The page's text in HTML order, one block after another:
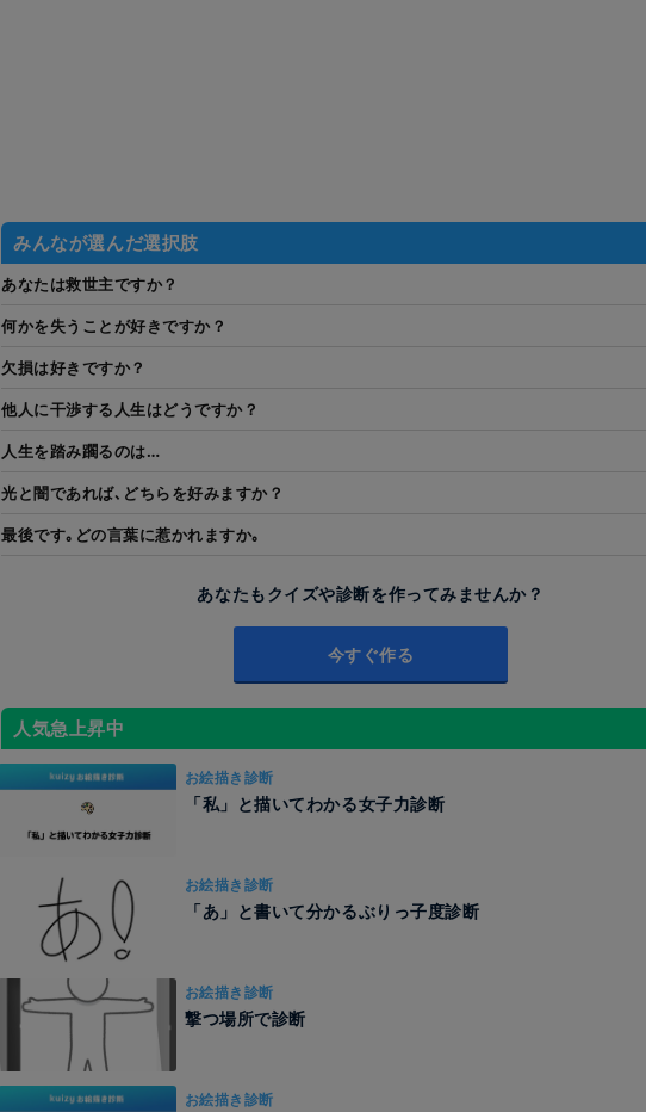
みんなが選んだ選択肢
あなたは救世主ですか？
何かを失うことが好きですか？
欠損は好きですか？
他人に干渉する人生はどうですか？
人生を踏み躙るのは…
光と闇であれば､どちらを好みますか？
最後です｡どの言葉に惹かれますか｡
あなたもクイズや診断を作ってみませんか？
今すぐ作る
人気急上昇中
お絵描き診断
「私」と描いてわかる女子力診断
お絵描き診断
「あ」と書いて分かるぶりっ子度診断
お絵描き診断
撃つ場所で診断
お絵描き診断